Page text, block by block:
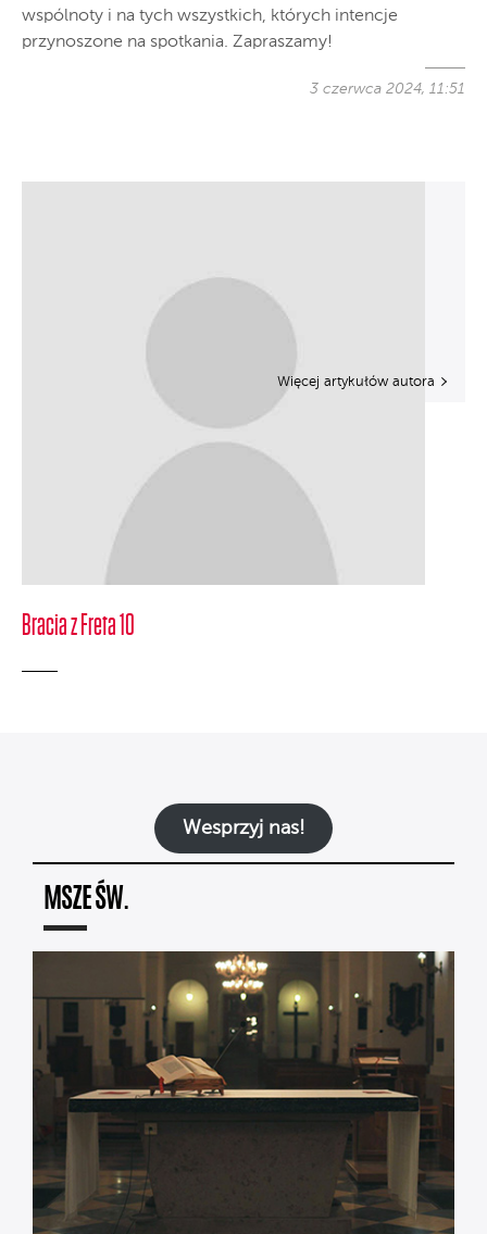
wspólnoty i na tych wszystkich, których intencje
przynoszone na spotkania. Zapraszamy!
3 czerwca 2024, 11:51
Bracia z Freta 10
Więcej artykułów autora
Wesprzyj nas!
MSZE ŚW.